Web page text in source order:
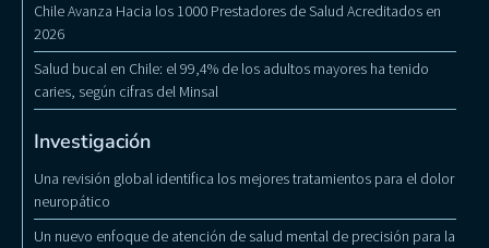
Chile Avanza Hacia los 1000 Prestadores de Salud Acreditados en
2026
Salud bucal en Chile: el 99,4% de los adultos mayores ha tenido
caries, según cifras del Minsal
Investigación
Una revisión global identifica los mejores tratamientos para el dolor
neuropático
Un nuevo enfoque de atención de salud mental de precisión para la